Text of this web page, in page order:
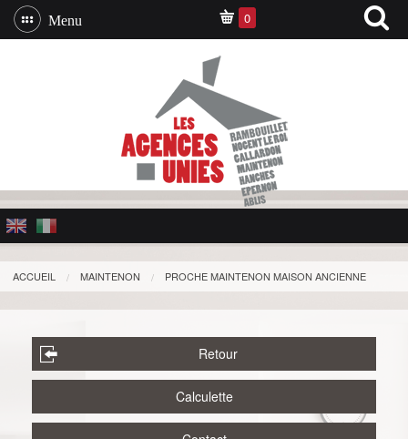
Menu 0
ACCUEIL MAINTENON PROCHE MAINTENON MAISON ANCIENNE
Retour
Calculette